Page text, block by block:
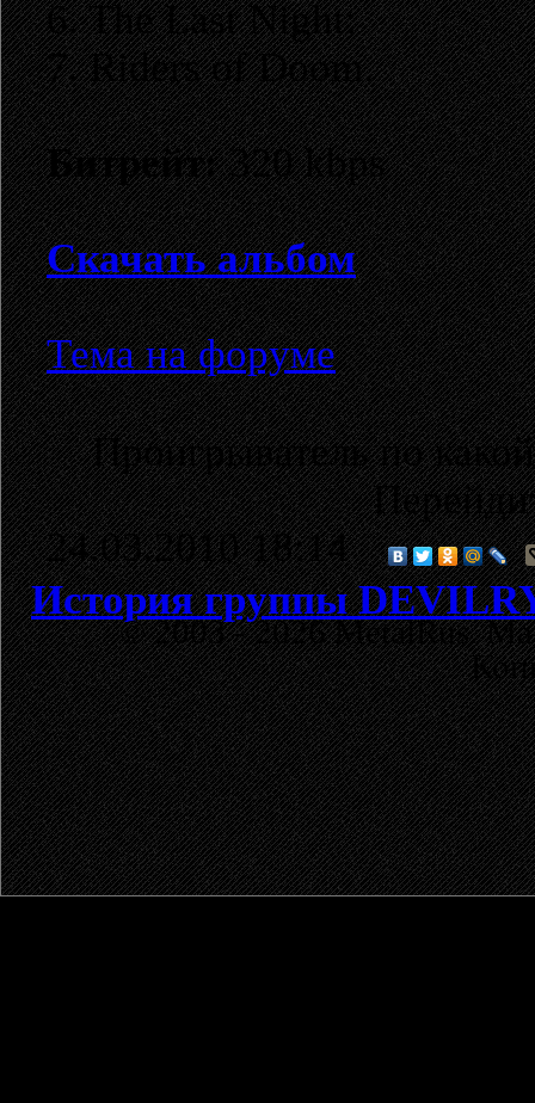
6. The Last Night;
7. Riders of Doom.
Битрейт:320 kbps
Скачать альбом
Тема на форуме
Проигрыватель по
24.03.2010 18:14
История группы
© 2003 - 2026 MetalRus.